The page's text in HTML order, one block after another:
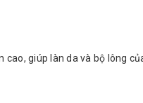
giúp làn da và bộ lông